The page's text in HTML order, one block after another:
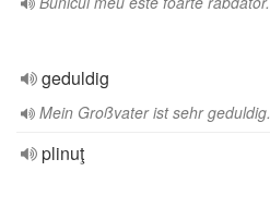
geduldig
Mein Großvater ist sehr geduldig.
plinuţ